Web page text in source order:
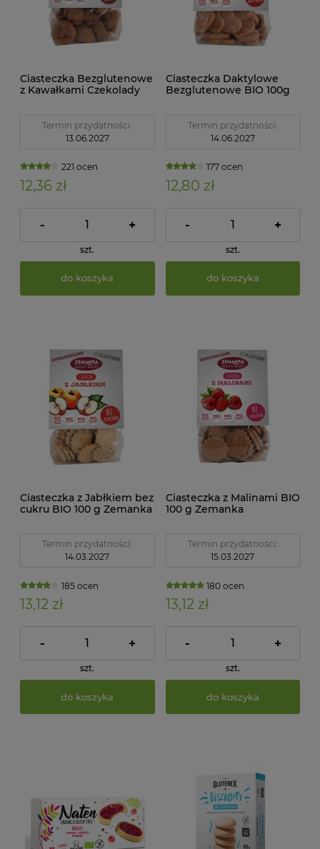
Ciasteczka Bezglutenowe
z Kawałkami Czekolady
Termin przydatności:
13.06.2027
221 ocen
12,36 zł
- +
szt.
do koszyka
Ciasteczka Daktylowe
Bezglutenowe BIO 100g
Termin przydatności:
14.06.2027
177 ocen
12,80 zł
- +
szt.
do koszyka
Ciasteczka z Jabłkiem bez
cukru BIO 100 g Zemanka
Termin przydatności:
14.03.2027
185 ocen
13,12 zł
- +
szt.
do koszyka
Ciasteczka z Malinami BIO
100 g Zemanka
Termin przydatności:
15.03.2027
180 ocen
13,12 zł
- +
szt.
do koszyka